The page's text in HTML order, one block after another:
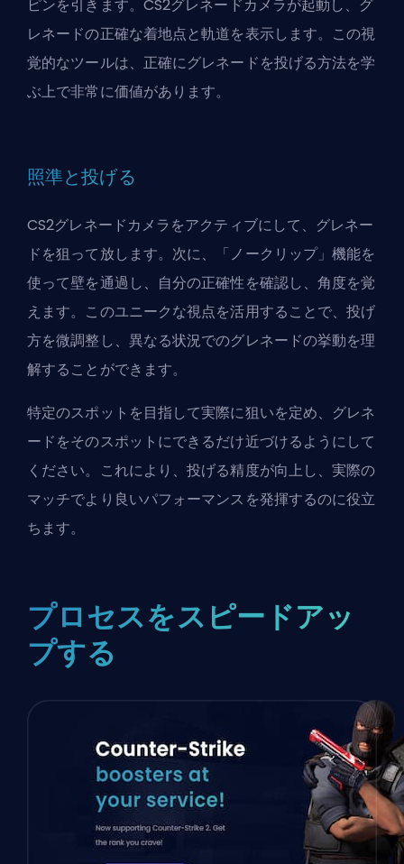
ピンを引きます。CS2グレネードカメラが起動し、グ
レネードの正確な着地点と軌道を表示します。この視
覚的なツールは、正確にグレネードを投げる方法を学
ぶ上で非常に価値があります。
照準と投げる
CS2グレネードカメラをアクティブにして、グレネー
ドを狙って放します。次に、「ノークリップ」機能を
使って壁を通過し、自分の正確性を確認し、角度を覚
えます。このユニークな視点を活用することで、投げ
方を微調整し、異なる状況でのグレネードの挙動を理
解することができます。
特定のスポットを目指して実際に狙いを定め、グレネ
ードをそのスポットにできるだけ近づけるようにして
ください。これにより、投げる精度が向上し、実際の
マッチでより良いパフォーマンスを発揮するのに役立
ちます。
プロセスをスピードアッ
プする